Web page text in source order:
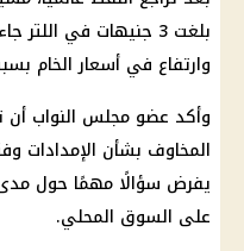
بلغت 3 جنيهات في
وارتفاع في أسعار الخام
وأكد عضو مجلس النواب أن
المخاوف بشأن الإمدادات
يفرض سؤالًا مهمًا حول
على السوق المحلي.